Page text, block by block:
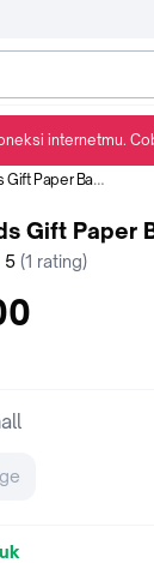
Bags - Small
Cottonseeds Gift
bintang
5 (1 rating)
internetmu.